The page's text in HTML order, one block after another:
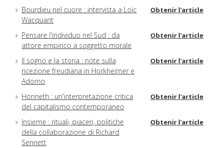
Bourdieu nel cuore : intervista a Loïc
Wacquant
Obtenir l'article
Pensare l'individuo nel Sud : da
attore empirico a soggetto morale
Obtenir l'article
Il sogno e la storia : note sulla
ricezione freudiana in Horkheimer e
Adorno
Obtenir l'article
Honneth : un'interpretazione critica
del capitalismo contemporaneo
Obtenir l'article
Insieme : rituali, piaceri, politiche
della collaborazione di Richard
Sennett
Obtenir l'article